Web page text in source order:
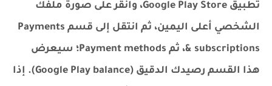
تطبيق Google Play Store، وانقر على صورة ملفك
الشخصي أعلى اليمين، ثم انتقل إلى قسم Payments
& subscriptions، ثم Payment methods؛ سيعرض
هذا القسم رصيدك الدقيق (Google Play balance). إذا